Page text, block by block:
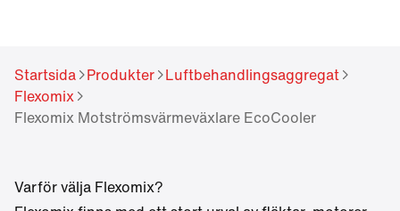
Startsida Produkter Luftbehandlingsaggregat
Flexomix
Flexomix Motströmsvärmeväxlare EcoCooler
Varför välja Flexomix?